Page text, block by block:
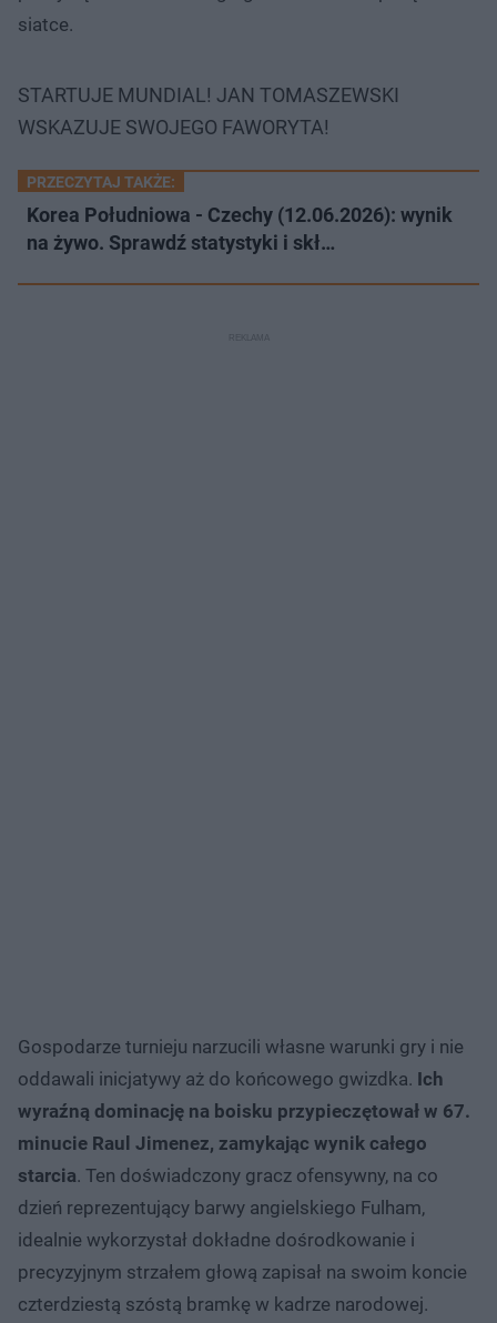
siatce.
STARTUJE MUNDIAL! JAN TOMASZEWSKI
WSKAZUJE SWOJEGO FAWORYTA!
PRZECZYTAJ TAKŻE:
Korea Południowa - Czechy (12.06.2026): wynik
na żywo. Sprawdź statystyki i skł…
Gospodarze turnieju narzucili własne warunki gry i nie
oddawali inicjatywy aż do końcowego gwizdka. Ich
wyraźną dominację na boisku przypieczętował w 67.
minucie Raul Jimenez, zamykając wynik całego
starcia. Ten doświadczony gracz ofensywny, na co
dzień reprezentujący barwy angielskiego Fulham,
idealnie wykorzystał dokładne dośrodkowanie i
precyzyjnym strzałem głową zapisał na swoim koncie
czterdziestą szóstą bramkę w kadrze narodowej.